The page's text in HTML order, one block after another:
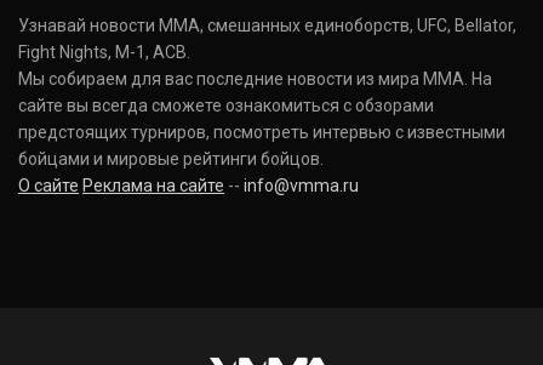
Узнавай новости ММА, смешанных единоборств, UFC, Bellator,
Fight Nights, M-1, ACB.
Мы собираем для вас последние новости из мира ММА. На
сайте вы всегда сможете ознакомиться с обзорами
предстоящих турниров, посмотреть интервью с известными
бойцами и мировые рейтинги бойцов.
О сайте Реклама на сайте -- info@vmma.ru